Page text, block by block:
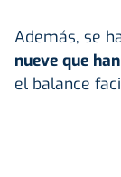
Además, se
nueve que
el balance